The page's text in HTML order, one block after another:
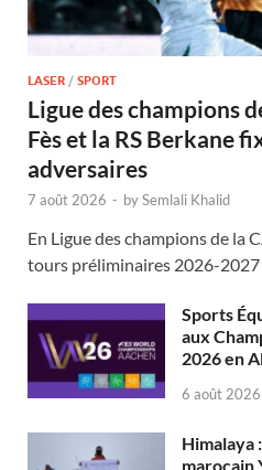
LASER / SPORT
Ligue des champions
Fès et la RS Berkane
adversaires
7 août 2026 - bySemlali Khalid
En Ligue des champions de la
tours préliminaires 2026-2027
Sports
aux
2026 en
6 août 2026
Himalaya
marocain